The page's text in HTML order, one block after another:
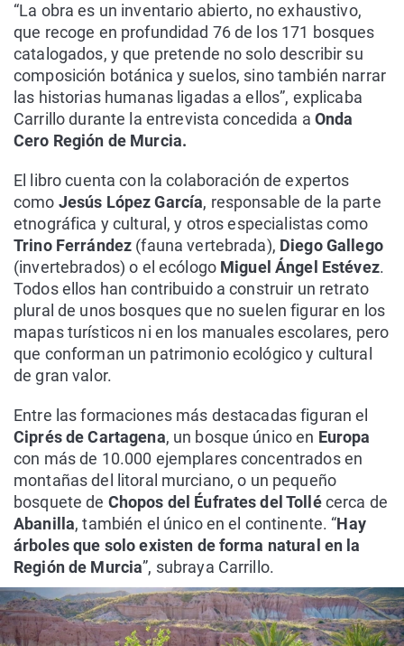
“La obra es un inventario abierto, no exhaustivo,
que recoge en profundidad 76 de los 171 bosques
catalogados, y que pretende no solo describir su
composición botánica y suelos, sino también narrar
las historias humanas ligadas a ellos”, explicaba
Carrillo durante la entrevista concedida aOnda
Cero Región de Murcia.
El libro cuenta con la colaboración de expertos
como Jesús López García, responsable de la parte
etnográfica y cultural, y otros especialistas como
Trino Ferrández (fauna vertebrada), Diego Gallego
(invertebrados) o el ecólogo Miguel Ángel Estévez.
Todos ellos han contribuido a construir un retrato
plural de unos bosques que no suelen figurar en los
mapas turísticos ni en los manuales escolares, pero
que conforman un patrimonio ecológico y cultural
de gran valor.
Entre las formaciones más destacadas figuran el
Ciprés de Cartagena, un bosque único en Europa
con más de 10.000 ejemplares concentrados en
montañas del litoral murciano, o un pequeño
bosquete de Chopos del Éufrates del Tollécerca de
Abanilla, también el único en el continente. “Hay
árboles que solo existen de forma natural en la
Región de Murcia”, subraya Carrillo.